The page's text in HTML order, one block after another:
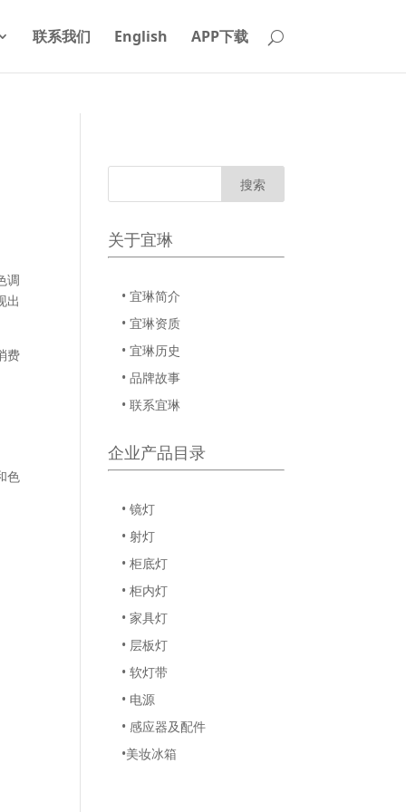
联系我们 English APP下载
调
出
费
色
关于宜琳
• 宜琳简介
• 宜琳资质
• 宜琳历史
• 品牌故事
• 联系宜琳
企业产品目录
• 镜灯
• 射灯
• 柜底灯
• 柜内灯
• 家具灯
• 层板灯
• 软灯带
• 电源
• 感应器及配件
•美妆冰箱